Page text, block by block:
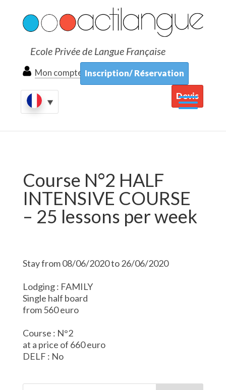
Ecole Privée de Langue Française
Mon compte Inscription/ Réservation
Devis
Course N°2 HALF
INTENSIVE COURSE
– 25 lessons per week
Stay from 08/06/2020 to 26/06/2020
Lodging : FAMILY
Single half board
from 560 euro
Course : N°2
at a price of 660 euro
DELF : No